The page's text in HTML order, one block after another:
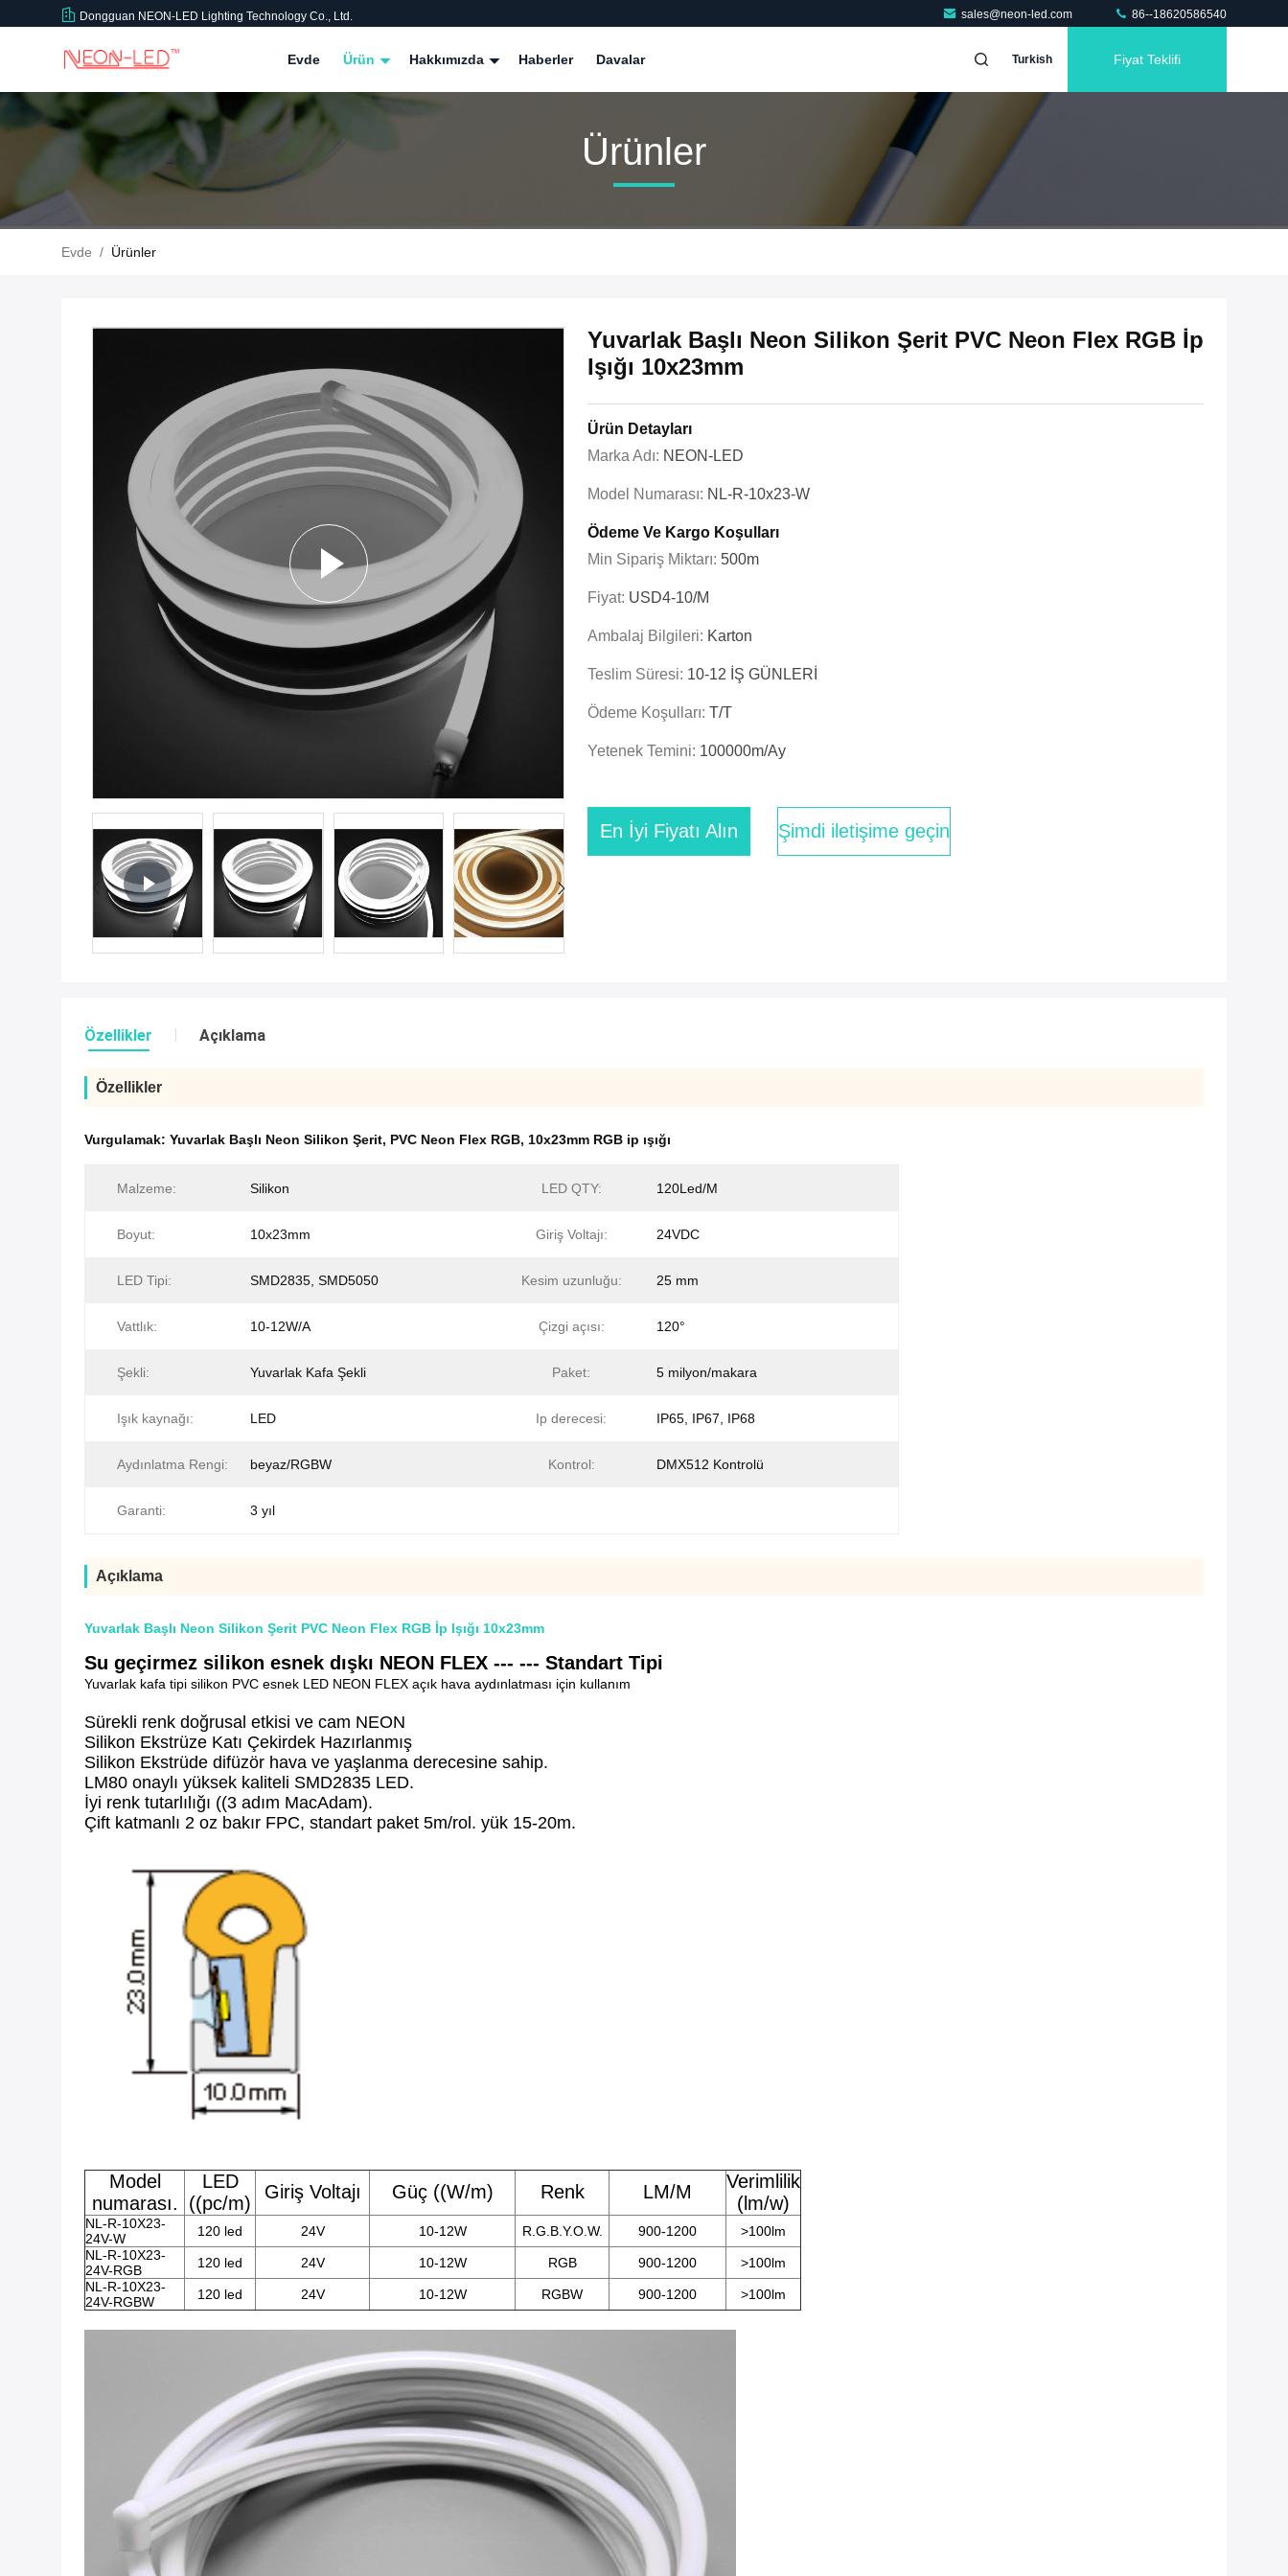
Dongguan NEON-LED Lighting Technology Co., Ltd. sales@neon-led.com 86--18620586540
Evde Ürün Hakkımızda Haberler Davalar Turkish Fiyat Teklifi
Ürünler
Evde / Ürünler
Yuvarlak Başlı Neon Silikon Şerit PVC Neon Flex RGB İp
Işığı 10x23mm
Ürün Detayları
Marka Adı: NEON-LED
Model Numarası: NL-R-10x23-W
Ödeme Ve Kargo Koşulları
Min Sipariş Miktarı: 500m
Fiyat: USD4-10/M
Ambalaj Bilgileri: Karton
Teslim Süresi: 10-12 İŞ GÜNLERİ
Ödeme Koşulları: T/T
Yetenek Temini: 100000m/Ay
En İyi Fiyatı Alın Şimdi iletişime geçin
Özellikler Açıklama
Özellikler
Vurgulamak: Yuvarlak Başlı Neon Silikon Şerit, PVC Neon Flex RGB, 10x23mm RGB ip ışığı
Malzeme: Silikon LED QTY: 120Led/M
Boyut: 10x23mm Giriş Voltajı: 24VDC
LED Tipi: SMD2835, SMD5050 Kesim uzunluğu: 25 mm
Vattlık: 10-12W/A Çizgi açısı: 120°
Şekli: Yuvarlak Kafa Şekli Paket: 5 milyon/makara
Işık kaynağı: LED Ip derecesi: IP65, IP67, IP68
Aydınlatma Rengi: beyaz/RGBW Kontrol: DMX512 Kontrolü
Garanti: 3 yıl
Açıklama
Yuvarlak Başlı Neon Silikon Şerit PVC Neon Flex RGB İp Işığı 10x23mm
Su geçirmez silikon esnek dışkı NEON FLEX --- --- Standart Tipi
Yuvarlak kafa tipi silikon PVC esnek LED NEON FLEX açık hava aydınlatması için kullanım
Sürekli renk doğrusal etkisi ve cam NEON
Silikon Ekstrüze Katı Çekirdek Hazırlanmış
Silikon Ekstrüde difüzör hava ve yaşlanma derecesine sahip.
LM80 onaylı yüksek kaliteli SMD2835 LED.
İyi renk tutarlılığı ((3 adım MacAdam).
Çift katmanlı 2 oz bakır FPC, standart paket 5m/rol. yük 15-20m.
Model
numarası.
LED
((pc/m)
Giriş Voltajı Güç ((W/m) Renk LM/M
Verimlilik
(lm/w)
NL-R-10X23-
24V-W
120 led 24V 10-12W R.G.B.Y.O.W. 900-1200
>100lm
NL-R-10X23-
24V-RGB
120 led 24V 10-12W RGB 900-1200
>100lm
NL-R-10X23-
24V-RGBW
120 led 24V 10-12W RGBW 900-1200 >100lm